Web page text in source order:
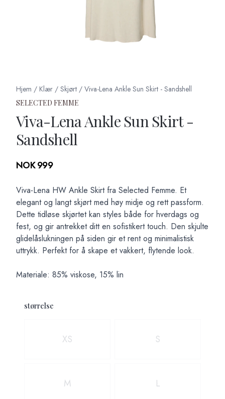
Hjem / Klær / Skjørt / Viva-Lena Ankle Sun Skirt - Sandshell
SELECTED FEMME
Viva-Lena Ankle Sun Skirt -
Sandshell
Produktdetaljer
NOK 999
Description
Viva-Lena HW Ankle Skirt fra Selected Femme. Et
elegant og langt skjørt med høy midje og rett passform.
Dette tidløse skjørtet kan styles både for hverdags og
fest, og gir antrekket ditt en sofistikert touch. Den skjulte
glidelåslukningen på siden gir et rent og minimalistisk
uttrykk. Perfekt for å skape et vakkert, flytende look.
Materiale: 85% viskose, 15% lin
størrelse
XS S
M L